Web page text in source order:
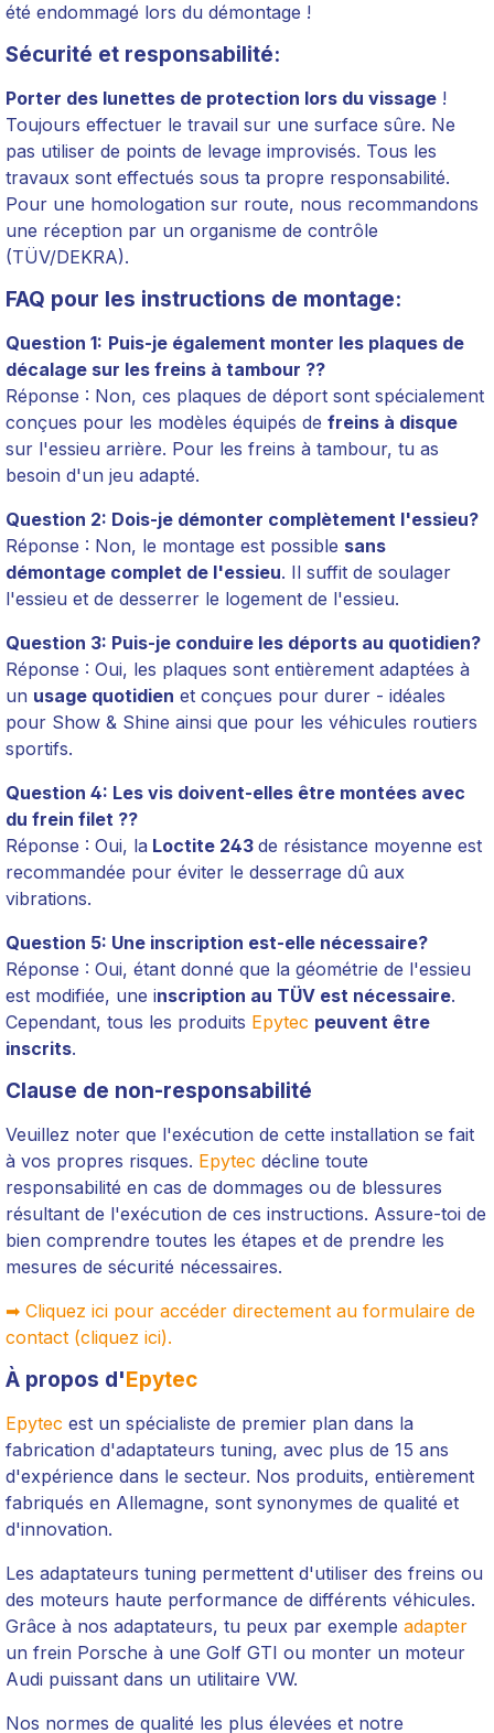
été endommagé lors du démontage !
Sécurité et responsabilité:
Porter des lunettes de protection lors du vissage !
Toujours effectuer le travail sur une surface sûre. Ne
pas utiliser de points de levage improvisés. Tous les
travaux sont effectués sous ta propre responsabilité.
Pour une homologation sur route, nous recommandons
une réception par un organisme de contrôle
(TÜV/DEKRA).
FAQ pour les instructions de montage:
Question 1: Puis-je également monter les plaques de
décalage sur les freins à tambour ??
Réponse : Non, ces plaques de déport sont spécialement
conçues pour les modèles équipés de freins à disque
sur l'essieu arrière. Pour les freins à tambour, tu as
besoin d'un jeu adapté.
Question 2: Dois-je démonter complètement l'essieu?
Réponse : Non, le montage est possible sans
démontage complet de l'essieu. Il suffit de soulager
l'essieu et de desserrer le logement de l'essieu.
Question 3: Puis-je conduire les déports au quotidien?
Réponse : Oui, les plaques sont entièrement adaptées à
un usage quotidien et conçues pour durer - idéales
pour Show & Shine ainsi que pour les véhicules routiers
sportifs.
Question 4: Les vis doivent-elles être montées avec
du frein filet ??
Réponse : Oui, la Loctite 243 de résistance moyenne est
recommandée pour éviter le desserrage dû aux
vibrations.
Question 5: Une inscription est-elle nécessaire?
Réponse : Oui, étant donné que la géométrie de l'essieu
est modifiée, une inscription au TÜV est nécessaire.
Cependant, tous les produits Epytec peuvent être
inscrits.
Clause de non-responsabilité
Veuillez noter que l'exécution de cette installation se fait
à vos propres risques. Epytec décline toute
responsabilité en cas de dommages ou de blessures
résultant de l'exécution de ces instructions. Assure-toi de
bien comprendre toutes les étapes et de prendre les
mesures de sécurité nécessaires.
➡ Cliquez ici pour accéder directement au formulaire de
contact (cliquez ici).
À propos d'Epytec
Epytec est un spécialiste de premier plan dans la
fabrication d'adaptateurs tuning, avec plus de 15 ans
d'expérience dans le secteur. Nos produits, entièrement
fabriqués en Allemagne, sont synonymes de qualité et
d'innovation.
Les adaptateurs tuning permettent d'utiliser des freins ou
des moteurs haute performance de différents véhicules.
Grâce à nos adaptateurs, tu peux par exemple adapter
un frein Porsche à une Golf GTI ou monter un moteur
Audi puissant dans un utilitaire VW.
Nos normes de qualité les plus élevées et notre